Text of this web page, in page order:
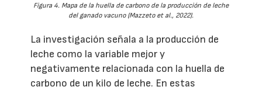
Figura 4. Mapa de la huella de carbono de la producción de leche
del ganado vacuno (Mazzeto et al., 2022).
La investigación señala a la producción de
leche como la variable mejor y
negativamente relacionada con la huella de
carbono de un kilo de leche. En estas